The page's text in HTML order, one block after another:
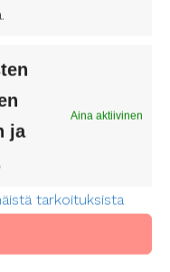
ja
Aina aktiivinen
tarkoituksista